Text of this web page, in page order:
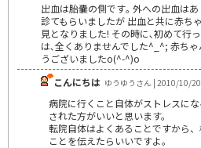
出血は胎嚢の側です｡ 外への出血は
診てもらいましたが 出血と共に赤ち
見となりました! その時に､初めて行
は､全くありませんでした^_^; 赤ち
うございましたo(^-^)o
こんにちは ゆうゆうさん | 2010/10/20
病院に行くこと自体がストレスに
された方がいいと思います。
転院自体はよくあることですから
ことを伝えたらいいですよ。